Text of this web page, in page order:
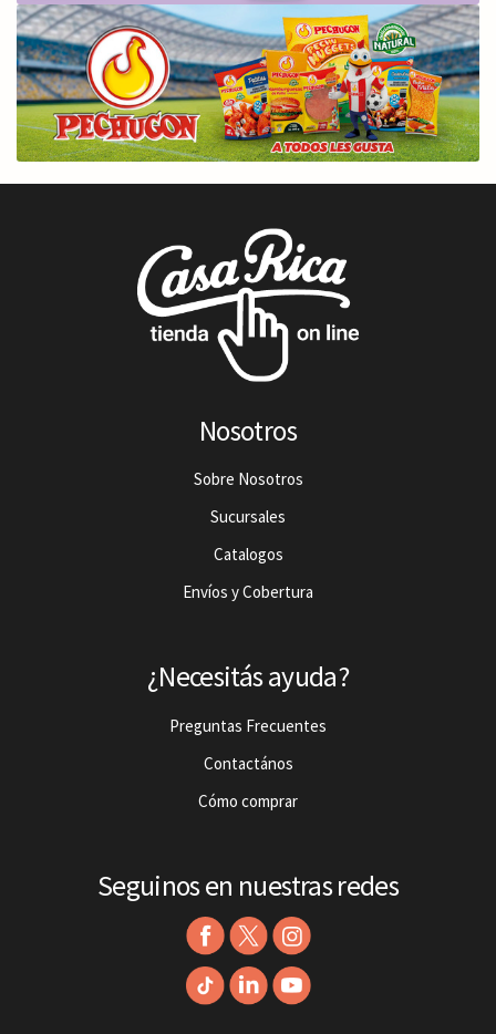
Nosotros
Sobre Nosotros
Sucursales
Catalogos
Envíos y Cobertura
¿Necesitás ayuda?
Preguntas Frecuentes
Contactános
Cómo comprar
Seguinos en nuestras redes